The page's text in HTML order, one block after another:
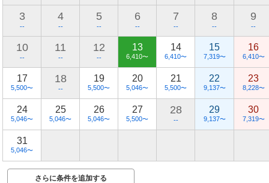
3
--
4
--
5
--
6
--
7
--
8
--
9
--
10
--
11
--
12
--
13
6,410〜
14
6,410〜
15
7,319〜
16
6,410〜
17
5,500〜
18
--
19
5,500〜
20
5,046〜
21
5,500〜
22
9,137〜
23
8,228〜
24
5,046〜
25
5,046〜
26
5,046〜
27
5,500〜
28
--
29
9,137〜
30
7,319〜
31
5,046〜
さらに条件を追加する